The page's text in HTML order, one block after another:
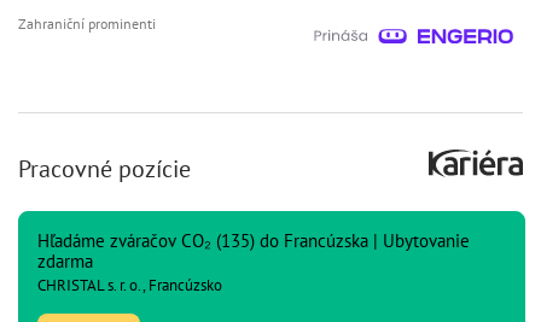
Zahraniční prominenti
Pracovné pozície
Hľadáme zváračov CO₂ (135) do Francúzska | Ubytovanie
zdarma
CHRISTAL s. r. o., Francúzsko